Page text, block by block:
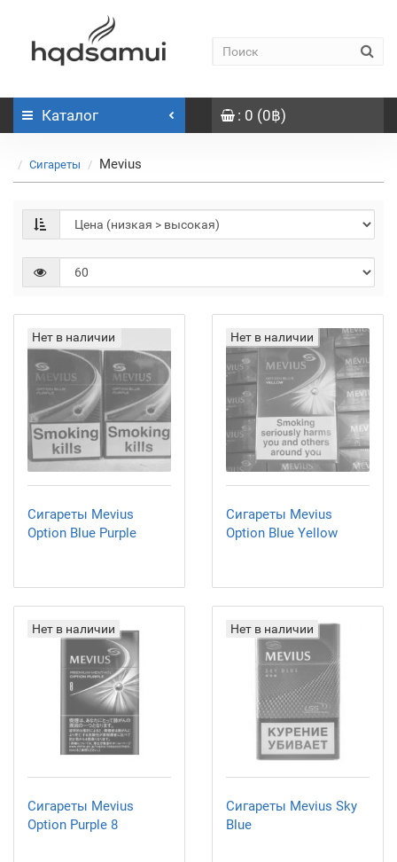
Каталог : 0 (0฿)
Сигареты Mevius
Нет в наличии
Сигареты Mevius
Option Blue Purple
Нет в наличии
Сигареты Mevius
Option Blue Yellow
Нет в наличии
Сигареты Mevius
Option Purple 8
Нет в наличии
Сигареты Mevius Sky
Blue